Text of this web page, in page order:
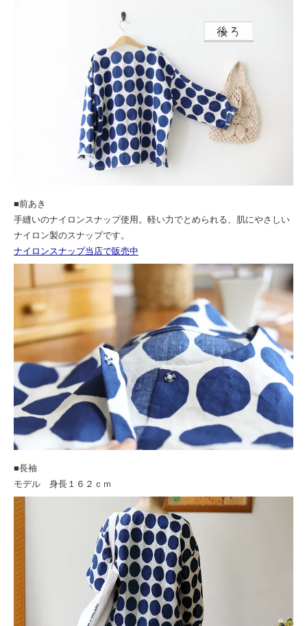
■前あき
手縫いのナイロンスナップ使用。軽い力でとめられる、肌にやさしい
ナイロン製のスナップです。
ナイロンスナップ当店で販売中
■長袖
モデル 身長１６２ｃｍ